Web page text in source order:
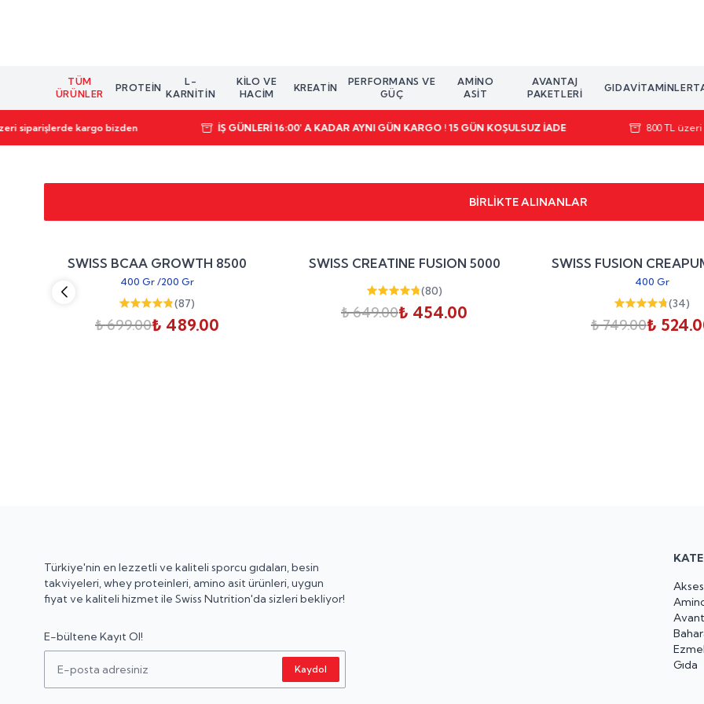
TÜM
ÜRÜNLER
PROTEIN
L-
KARNİTİN
KILO VE
HACIM
KREATIN
PERFORMANS VE
GÜÇ
AMINO
ASIT
AVANTAJ
PAKETLERI
GIDAVITAMINLER
siparişlerde kargo bizden İŞ GÜNLERİ 16:00' A KADAR AYNI GÜN KARGO ! 15 GÜN KOŞULSUZ İADE 800 TL
BİRLİKTE ALINANLAR
indirim
SWISS BCAA GROWTH 8500
400 Gr /200 Gr
(87)
₺ 699.00₺ 489.00
indirim
SWISS CREATINE FUSION 5000
(80)
₺ 649.00₺ 454.00
SWISS FUSION
400 Gr
(34)
₺ 749.00₺
Türkiye'nin en lezzetli ve kaliteli sporcu gıdaları, besin
takviyeleri, whey proteinleri, amino asit ürünleri, uygun
fiyat ve kaliteli hizmet ile Swiss Nutrition'da sizleri bekliyor!
E-bültene Kayıt Ol!
Kaydol
Gıda